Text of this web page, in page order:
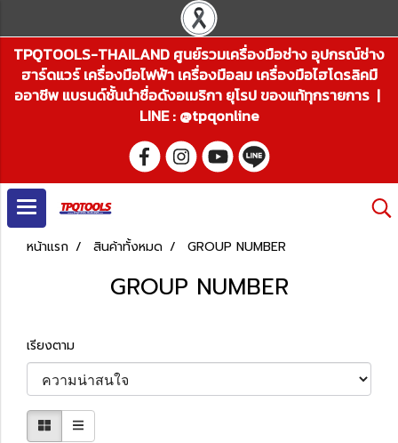
TPQTOOLS-THAILAND ศูนย์รวมเครื่องมือช่าง อุปกรณ์ช่าง
ฮาร์ดแวร์ เครื่องมือไฟฟ้า เครื่องมือลม เครื่องมือไฮโดรลิคมื
ออาชีพ แบรนด์ชั้นนำชื่อดังอเมริกา ยุโรป ของแท้ทุกรายการ |
LINE : @tpqonline
หน้าแรก สินค้าทั้งหมด GROUP NUMBER
GROUP NUMBER
เรียงตาม